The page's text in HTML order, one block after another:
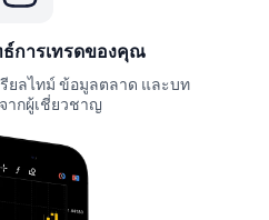
การเทรดของคุณ
รียลไทม์ ข้อมูลตลาด และบท
ากผู้เชี่ยวชาญ